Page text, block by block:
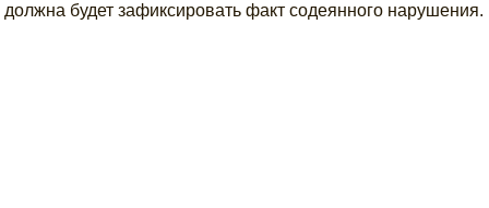
должна будет зафиксировать факт содеянного нарушения.